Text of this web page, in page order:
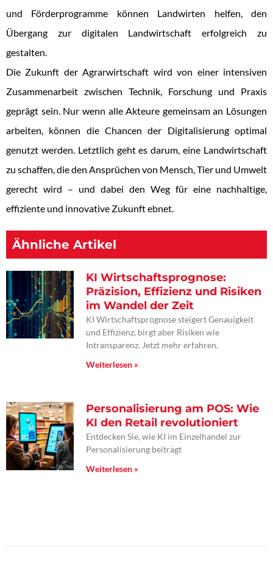
und Förderprogramme können Landwirten helfen, den
Übergang zur digitalen Landwirtschaft erfolgreich zu
gestalten.
Die Zukunft der Agrarwirtschaft wird von einer intensiven
Zusammenarbeit zwischen Technik, Forschung und Praxis
geprägt sein. Nur wenn alle Akteure gemeinsam an Lösungen
arbeiten, können die Chancen der Digitalisierung optimal
genutzt werden. Letztlich geht es darum, eine Landwirtschaft
zu schaffen, die den Ansprüchen von Mensch, Tier und Umwelt
gerecht wird – und dabei den Weg für eine nachhaltige,
effiziente und innovative Zukunft ebnet.
Ähnliche Artikel
KI Wirtschaftsprognose:
Präzision, Effizienz und Risiken
im Wandel der Zeit
KI Wirtschaftsprognose steigert Genauigkeit
und Effizienz, birgt aber Risiken wie
Intransparenz. Jetzt mehr erfahren.
Weiterlesen »
Personalisierung am POS: Wie
KI den Retail revolutioniert
Entdecken Sie, wie KI im Einzelhandel zur
Personalisierung beiträgt
Weiterlesen »